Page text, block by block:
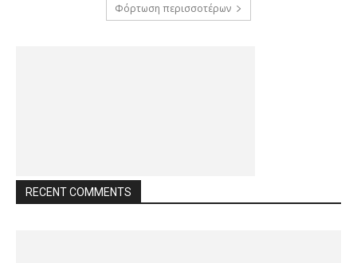
Φόρτωση περισσοτέρων
RECENT COMMENTS